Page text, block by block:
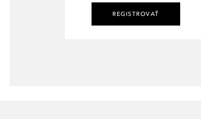
REGISTROVAŤ